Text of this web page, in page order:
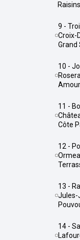
9 - Trois Cocus / Borderouge /
Croix-
Grand
10 - Jolimont / Soupetard /
11 - Bonhoure / Guilheméry /
Côte
12 - Pont des Demoiselles /
13 - Rangueil / Sauzelong /
Jules-
14 - Saint-Simon /